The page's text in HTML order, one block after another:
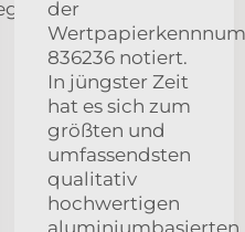
der
836236 notiert.
In jüngster Zeit
hat es sich zum
größten und
umfassendsten
qualitativ
hochwertigen
aluminiumbasierten